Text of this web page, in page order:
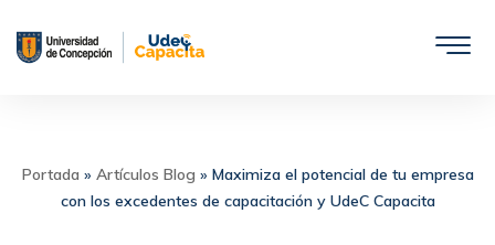
Saltar
Portada » Artículos Blog » Maximiza el potencial de tu empresa
con los excedentes de capacitación y UdeC Capacita